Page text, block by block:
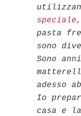
speciale
pasta
sono
Sono
adesso
Io
casa e